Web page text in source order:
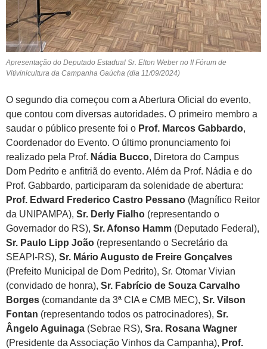
Apresentação do Deputado Estadual Sr. Elton Weber no II Fórum de
Vitivinicultura da Campanha Gaúcha (dia 11/09/2024)
O segundo dia começou com a Abertura Oficial do evento,
que contou com diversas autoridades. O primeiro membro a
saudar o público presente foi o Prof. Marcos Gabbardo,
Coordenador do Evento. O último pronunciamento foi
realizado pela Prof. Nádia Bucco, Diretora do Campus
Dom Pedrito e anfitriã do evento. Além da Prof. Nádia e do
Prof. Gabbardo, participaram da solenidade de abertura:
Prof. Edward Frederico Castro Pessano (Magnífico Reitor
da UNIPAMPA), Sr. Derly Fialho (representando o
Governador do RS), Sr. Afonso Hamm (Deputado Federal),
Sr. Paulo Lipp João (representando o Secretário da
SEAPI-RS), Sr. Mário Augusto de Freire Gonçalves
(Prefeito Municipal de Dom Pedrito), Sr. Otomar Vivian
(convidado de honra), Sr. Fabrício de Souza Carvalho
Borges (comandante da 3ª CIA e CMB MEC), Sr. Vilson
Fontan (representando todos os patrocinadores), Sr.
Ângelo Aguinaga (Sebrae RS), Sra. Rosana Wagner
(Presidente da Associação Vinhos da Campanha), Prof.